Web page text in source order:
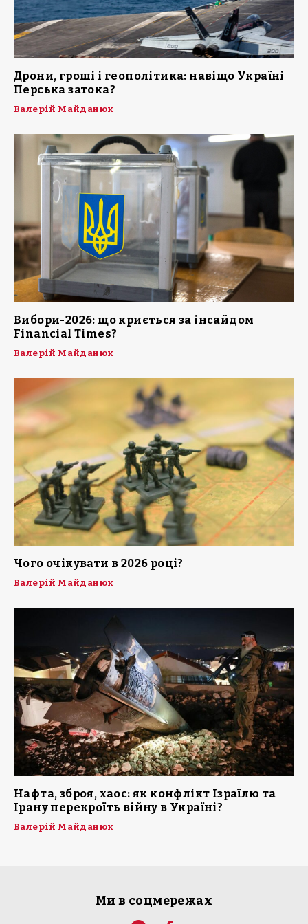
Дрони, гроші і геополітика: навіщо Україні
Перська затока?
Валерій Майданюк
Вибори-2026: що криється за інсайдом
Financial Times?
Валерій Майданюк
Чого очікувати в 2026 році?
Валерій Майданюк
Нафта, зброя, хаос: як конфлікт Ізраїлю та
Ірану перекроїть війну в Україні?
Валерій Майданюк
Ми в соцмережах